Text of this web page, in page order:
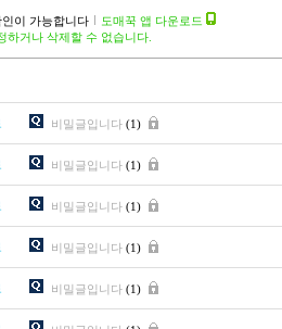
이 가능합니다
도매꾹 앱 다운로드
하거나 삭제할 수 없습니다.
비밀글입니다 (1)
비밀글입니다 (1)
비밀글입니다 (1)
비밀글입니다 (1)
비밀글입니다 (1)